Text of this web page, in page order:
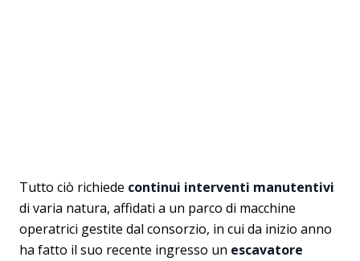
Tutto ciò richiede continui interventi manutentivi
di varia natura, affidati a un parco di macchine
operatrici gestite dal consorzio, in cui da inizio anno
ha fatto il suo recente ingresso un escavatore